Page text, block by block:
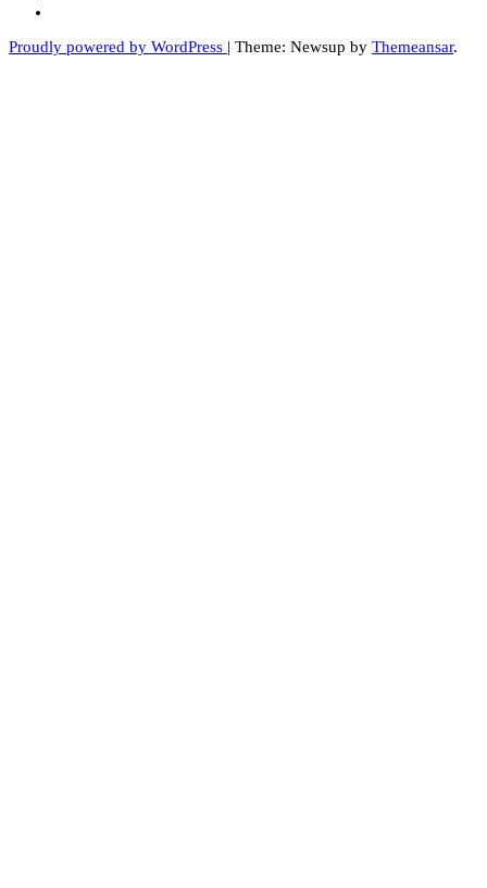
Proudly powered by WordPress | Theme: Newsup by Themeansar.